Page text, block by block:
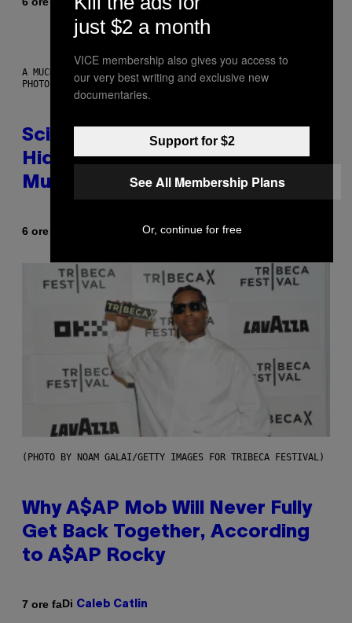
Luis Prada
A MUCH, MUCH OLDER CHILEAN MUMMY THAN THOSE IN QUESTION.
PHOTO: MARTIN BERNETTI/AFP VIA GETTY IMAGES
Scientists Found Smallpox DNA
Hidden in 500-Year-Old Chilean
Mummies
6 ore fa
(PHOTO BY NOAM GALAI/GETTY IMAGES FOR TRIBECA FESTIVAL)
Why A$AP Mob Will Never Fully
Get Back Together, According
to A$AP Rocky
7 ore faDi Caleb Catlin
just $2 a month
VICE membership also gives you access to
our very best writing and exclusive new
documentaries.
Support for $2
See All Membership Plans
Or, continue for free